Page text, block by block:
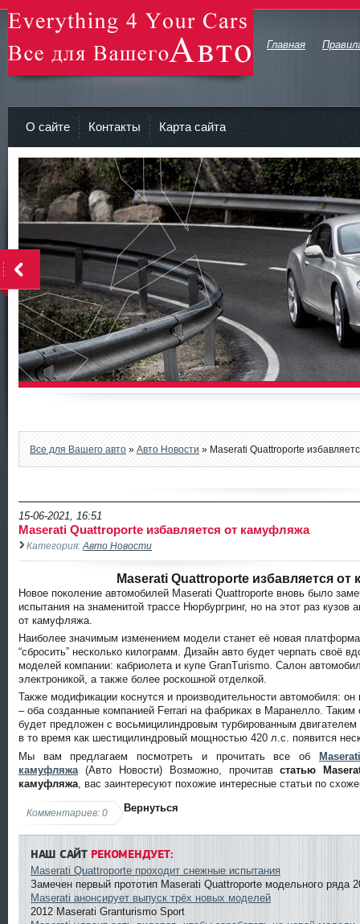
avto-zv.ru - Все для Вашего авто
Главная
О сайте Контакты Карта сайта
Все для Вашего авто » Авто Новости » Maserati Quattroporte
15-06-2021, 16:51
Maserati Quattroporte избавляется от камуфляжа
Категория: Авто Новости
Maserati Quattroporte избавляется от
Новое поколение автомобилей Maserati Quattroporte вновь было
испытания на знаменитой трассе Нюрбургринг, но на этот раз кузов
от камуфляжа.
Наиболее значимым изменением модели станет её новая
“сбросить” несколько килограмм. Дизайн авто будет черпать своё
моделей компании: кабриолета и купе GranTurismo. Салон
электроникой, а также более роскошной отделкой.
Также модификации коснутся и производительности автомобиля: он
– оба созданные компанией Ferrari на фабриках в Маранелло. Таким
будет предложен с восьмицилиндровым турбированным
в то время как шестицилиндровый мощностью 420 л.с. появится
Мы вам предлагаем посмотреть и прочитать все об
камуфляжа (Авто Новости) Возможно, прочитавстатью
камуфляжа , вас заинтересуют похожие интересные статьи по
Вернуться
Комментариев: 0
НАШ САЙТРЕКОМЕНДУЕТ:
Maserati Quattroporte проходит снежные испытания
Замечен первый прототип Maserati Quattroporte модельного ряда
Maserati анонсирует выпуск трёх новых моделей
2012 Maserati Granturismo Sport